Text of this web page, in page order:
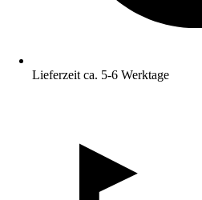
Lieferzeit ca. 5-6 Werktage